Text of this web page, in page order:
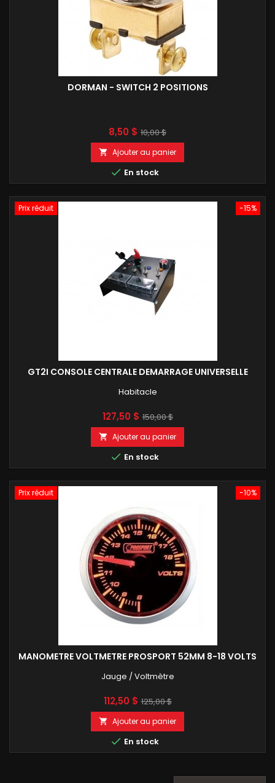
DORMAN - SWITCH 2 POSITIONS
Prix
8,50 $ Prix
base
10,00 $
 Ajouter au panier
 En stock
-15%
Prix réduit
GT2I CONSOLE CENTRALE DEMARRAGE UNIVERSELLE
Habitacle
Prix
127,50 $ Prix
base
150,00 $
 Ajouter au panier
 En stock
-10%
Prix réduit
MANOMETRE VOLTMETRE PROSPORT 52MM 8-18 VOLTS
Jauge / Voltmètre
Prix
112,50 $ Prix
base
125,00 $
 Ajouter au panier
 En stock